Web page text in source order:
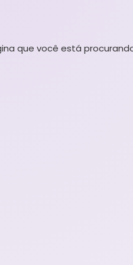
que você está